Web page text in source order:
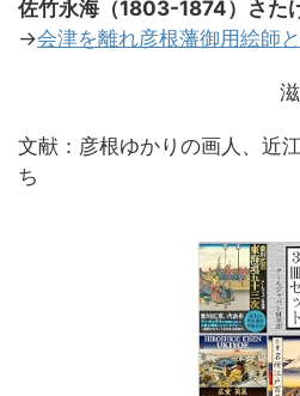
佐竹永海（1803-1874）さた
→会津を離れ彦根藩御用絵師
文献：彦根ゆかりの画人、近
ち